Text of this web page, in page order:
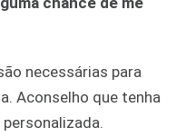
necessárias para
Aconselho que tenha